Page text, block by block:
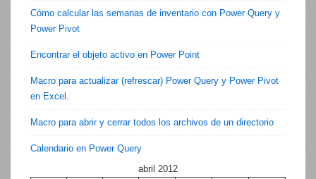
Cómo calcular las semanas de inventario con Power Query y
Power Pivot
Encontrar el objeto activo en Power Point
Macro para actualizar (refrescar) Power Query y Power Pivot
en Excel.
Macro para abrir y cerrar todos los archivos de un directorio
Calendario en Power Query
abril 2012